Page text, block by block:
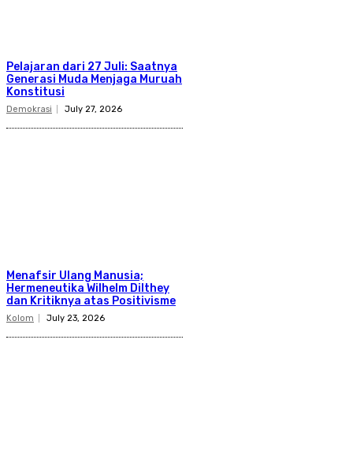
Pelajaran dari 27 Juli: Saatnya
Generasi Muda Menjaga Muruah
Konstitusi
Demokrasi July 27, 2026
Menafsir Ulang Manusia;
Hermeneutika Wilhelm Dilthey
dan Kritiknya atas Positivisme
Kolom July 23, 2026